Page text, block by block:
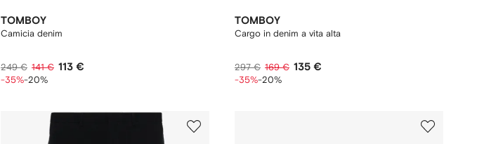
TOMBOY
Camicia denim
249 € 141 € 113 €
-35%-20%
TOMBOY
Cargo in denim a vita alta
297 € 169 € 135 €
-35%-20%